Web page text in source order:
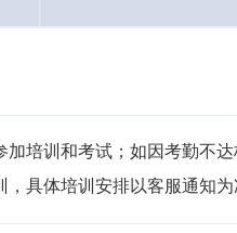
加培训和考试；如因考勤不
，具体培训安排以客服通知